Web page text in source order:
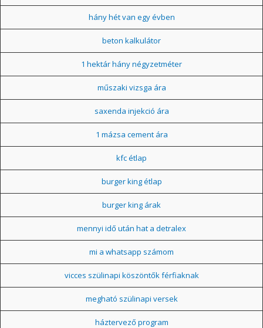
hány hét van egy évben
beton kalkulátor
1 hektár hány négyzetméter
műszaki vizsga ára
saxenda injekció ára
1 mázsa cement ára
kfc étlap
burger king étlap
burger king árak
mennyi idő után hat a detralex
mi a whatsapp számom
vicces szülinapi köszöntők férfiaknak
megható szülinapi versek
háztervező program